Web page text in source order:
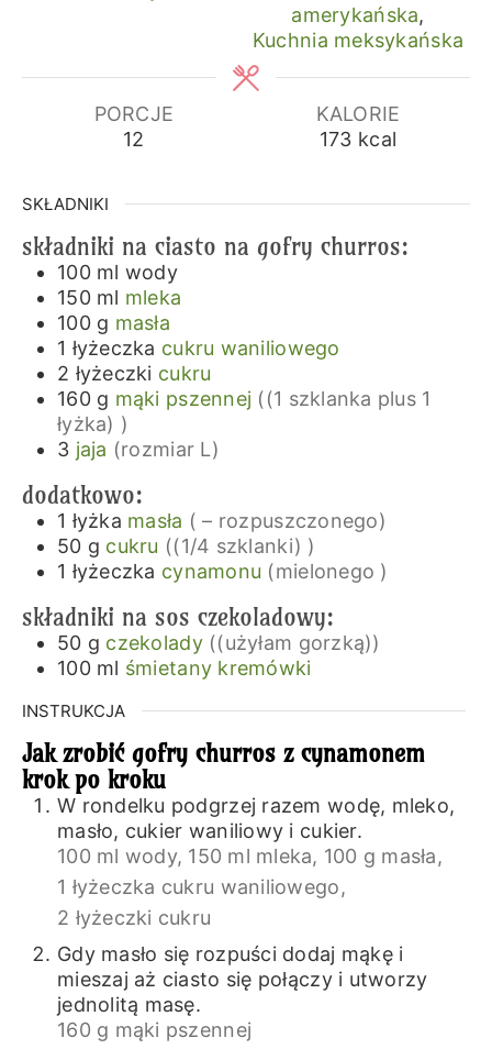
amerykańska,
Kuchnia meksykańska
PORCJE
12
KALORIE
173 kcal
SKŁADNIKI
składniki na ciasto na gofry churros:
100 ml wody
150 ml mleka
100 g masła
1 łyżeczka cukru waniliowego
2 łyżeczki cukru
160 g mąki pszennej ((1 szklanka plus 1
łyżka) )
3 jaja (rozmiar L)
dodatkowo:
1 łyżka masła ( – rozpuszczonego)
50 g cukru ((1/4 szklanki) )
1 łyżeczka cynamonu (mielonego )
składniki na sos czekoladowy:
50 g czekolady ((użyłam gorzką))
100 ml śmietany kremówki
INSTRUKCJA
Jak zrobić gofry churros z cynamonem
krok po kroku
W rondelku podgrzej razem wodę, mleko,
masło, cukier waniliowy i cukier.
100 ml wody, 150 ml mleka, 100 g masła,
1 łyżeczka cukru waniliowego,
2 łyżeczki cukru
Gdy masło się rozpuści dodaj mąkę i
mieszaj aż ciasto się połączy i utworzy
jednolitą masę.
160 g mąki pszennej